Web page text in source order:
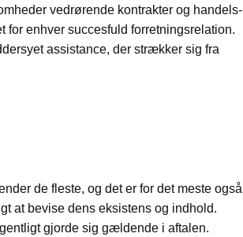
vedrørende kontrakter og handels-
for enhver succesfuld forretningsrelation.
assistance, der strækker sig fra
de fleste, og det er for det meste også
at bevise dens eksistens og indhold.
gjorde sig gældende i aftalen.